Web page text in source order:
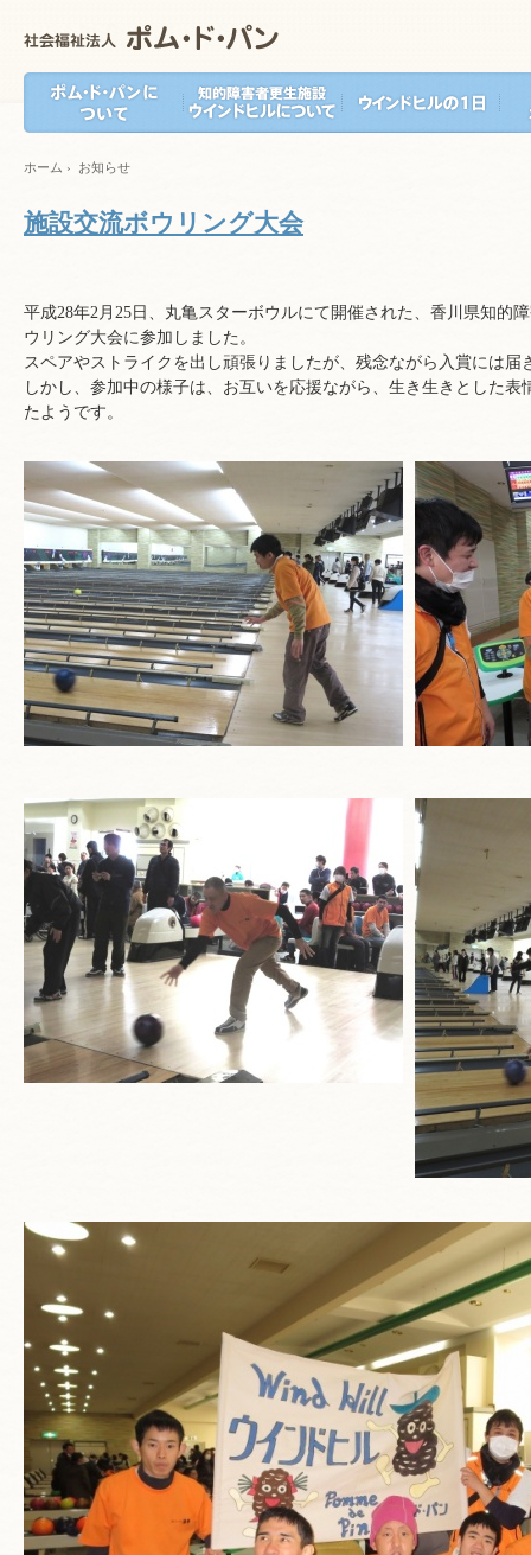
ホーム › お知らせ
施設交流ボウリング大会
平成28年2月25日、丸亀スターボウルにて開催された、香川県知的
ウリング大会に参加しました。
スペアやストライクを出し頑張りましたが、残念ながら入賞には届
しかし、参加中の様子は、お互いを応援ながら、生き生きとした
たようです。